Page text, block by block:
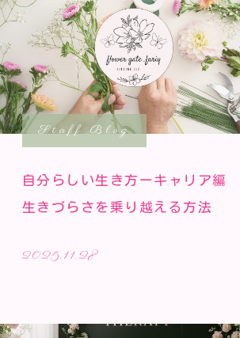
Staff Blog
自分らしい生き方ーキャリア編
生きづらさを乗り越える方法
2025.11.28